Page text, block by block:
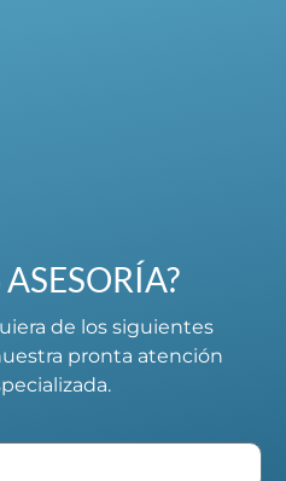
de los siguientes
pronta atención